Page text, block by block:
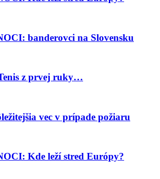
banderovci na Slovensku
z prvej ruky…
vec v prípade požiaru
Kde leží stred Európy?